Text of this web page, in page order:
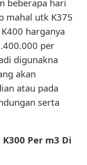
beberapa hari
mahal utk K375
harganya
per
digunakna
akan
atau pada
serta
Per m3 Di